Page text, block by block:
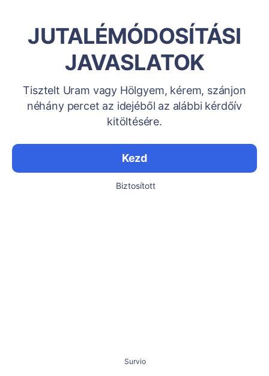
JUTALÉMÓDOSÍTÁSI
JAVASLATOK
Tisztelt Uram vagy Hölgyem, kérem, szánjon
néhány percet az idejéből az alábbi kérdőív
kitöltésére.
Kezd
Biztosított
Survio